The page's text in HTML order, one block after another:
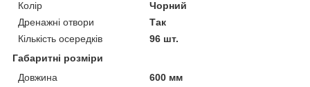
Колір
Чорний
Дренажні отвори
Так
Кількість осередків
96 шт.
Габаритні розміри
Довжина
600 мм